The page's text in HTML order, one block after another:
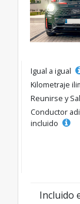
Igual a igual
Kilometraje
Reunirse y
Conductor
incluido
Incluido